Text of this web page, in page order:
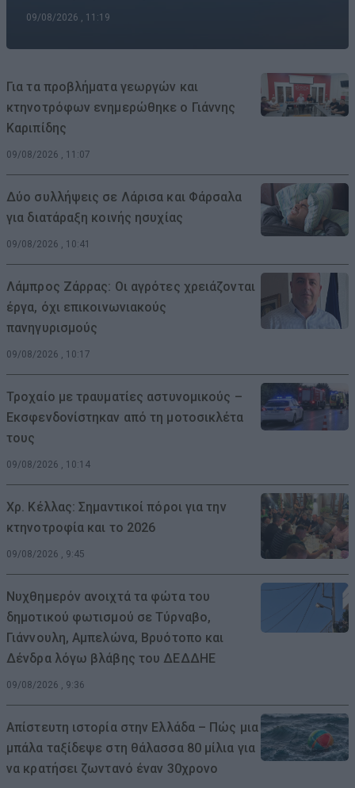
09/08/2026 , 11:19
Για τα προβλήματα γεωργών και
κτηνοτρόφων ενημερώθηκε ο Γιάννης
Καριπίδης
09/08/2026 , 11:07
Δύο συλλήψεις σε Λάρισα και Φάρσαλα
για διατάραξη κοινής ησυχίας
09/08/2026 , 10:41
Λάμπρος Ζάρρας: Οι αγρότες χρειάζονται
έργα, όχι επικοινωνιακούς
πανηγυρισμούς
09/08/2026 , 10:17
Τροχαίο με τραυματίες αστυνομικούς –
Εκσφενδονίστηκαν από τη μοτοσικλέτα
τους
09/08/2026 , 10:14
Χρ. Κέλλας: Σημαντικοί πόροι για την
κτηνοτροφία και το 2026
09/08/2026 , 9:45
Νυχθημερόν ανοιχτά τα φώτα του
δημοτικού φωτισμού σε Τύρναβο,
Γιάννουλη, Αμπελώνα, Βρυότοπο και
Δένδρα λόγω βλάβης του ΔΕΔΔΗΕ
09/08/2026 , 9:36
Απίστευτη ιστορία στην Ελλάδα – Πώς μια
μπάλα ταξίδεψε στη θάλασσα 80 μίλια για
να κρατήσει ζωντανό έναν 30χρονο